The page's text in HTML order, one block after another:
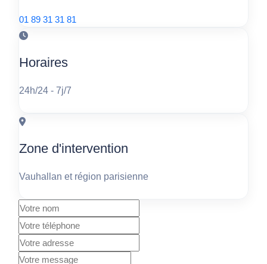
01 89 31 31 81
Horaires
24h/24 - 7j/7
Zone d'intervention
Vauhallan et région parisienne